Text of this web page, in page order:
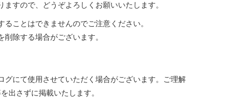
すので、どうぞよろしくお願いいたします。
ことはできませんのでご注意ください。
除する場合がございます。
にて使用させていただく場合がございます。ご理解
出さずに掲載いたします。